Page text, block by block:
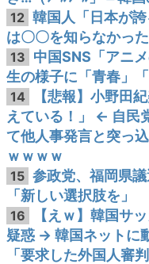
12 韓国人「日本が
は〇〇を知らなかった
13 中国SNS「アニ
生の様子に「青春」
14
【悲報】小野田
えている！」 ← 自民
て他人事発言と突っ
ｗｗｗｗ
15 参政党、福岡県
「新しい選択肢を」
16
【えｗ】韓国サ
疑惑 → 韓国ネットに
「要求した外国人審